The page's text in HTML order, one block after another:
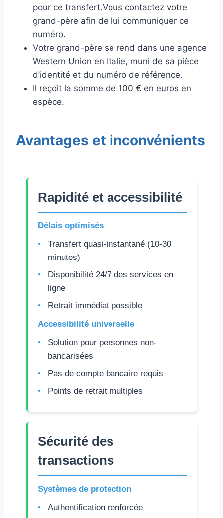
pour ce transfert.Vous contactez votre
grand-père afin de lui communiquer ce
numéro.
Votre grand-père se rend dans une agence
Western Union en Italie, muni de sa pièce
d’identité et du numéro de référence.
Il reçoit la somme de 100 € en euros en
espèce.
Avantages et inconvénients
Rapidité et accessibilité
Délais optimisés
Transfert quasi-instantané (10-30
minutes)
Disponibilité 24/7 des services en
ligne
Retrait immédiat possible
Accessibilité universelle
Solution pour personnes non-
bancarisées
Pas de compte bancaire requis
Points de retrait multiples
Sécurité des
transactions
Systèmes de protection
Authentification renforcée